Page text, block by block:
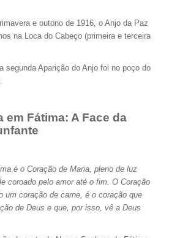
e outono de 1916, o Anjo da Paz
na Loca do Cabeço (primeira e terceira
segunda Aparição do Anjo foi no poço do
em Fátima: A Face da
é o Coração de Maria, pleno de luz
coroado pelo amor até o fim. O Coração
um coração de carne, é o coração que
de Deus e que, por isso, vê a Deus